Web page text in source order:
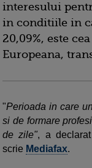
interesului
in conditiile in
20,09%, este
Europeana,
"Perioada in care
si de formare
de zile", a
scrie Mediafax.